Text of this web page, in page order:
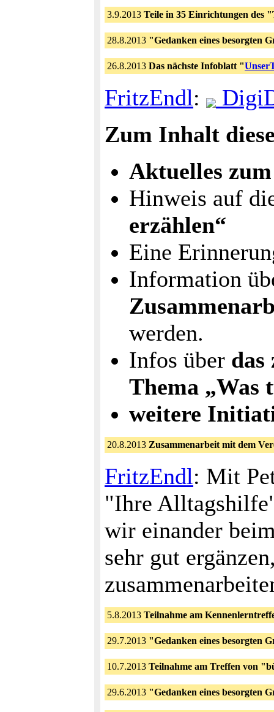
3.9.2013 Teile in 35 Einrichtungen des
28.8.2013 "Gedanken eines besorgten
26.8.2013 Das nächste Infoblatt "
FritzEndl:
Zum Inhalt
Aktuelles
Hinweis auf
erzählen“
Eine
Information
werden.
Infos über das
Thema „Was
weitere
20.8.2013 Zusammenarbeit mit dem
FritzEndl: Mit
"Ihre
wir einander
sehr gut
5.8.2013 Teilnahme am
29.7.2013 "Gedanken eines besorgten
10.7.2013 Teilnahme am Treffen von
29.6.2013 "Gedanken eines besorgten